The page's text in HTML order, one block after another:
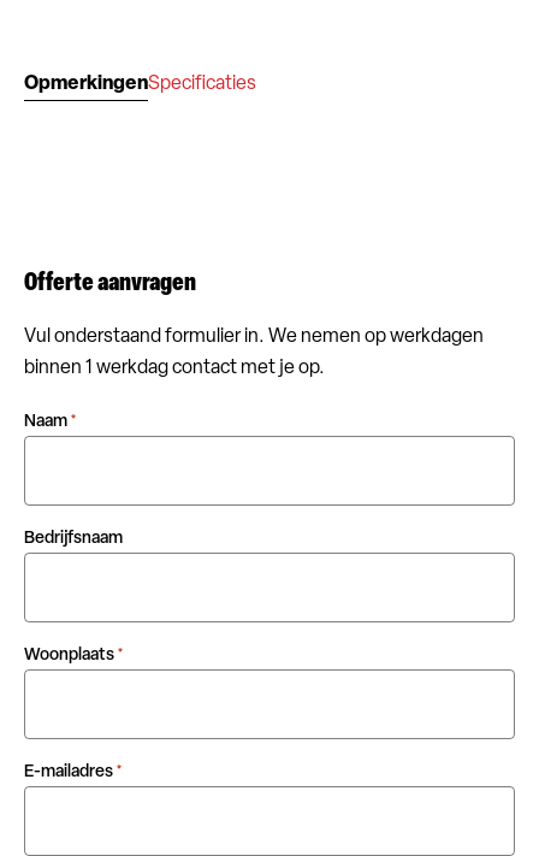
OpmerkingenSpecificaties
Offerte aanvragen
Vul onderstaand formulier in. We nemen op werkdagen
binnen 1 werkdag contact met je op.
Naam *
Bedrijfsnaam
Woonplaats *
E-mailadres *